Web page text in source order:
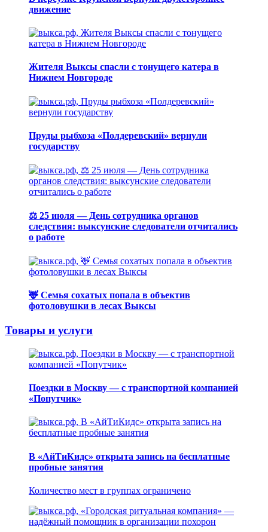
движение
Жителя Выксы спасли с тонущего катера в
Нижнем Новгороде
Пруды рыбхоза «Полдеревский» вернули
государству
⚖️ 25 июля — День сотрудника органов
следствия: выксунские следователи отчитались
о работе
🦌 Семья сохатых попала в объектив
фотоловушки в лесах Выксы
Товары и услуги
Поездки в Москву — с транспортной компанией
«Попутчик»
В «АйТиКидс» открыта запись на бесплатные
пробные занятия
Количество мест в группах ограничено